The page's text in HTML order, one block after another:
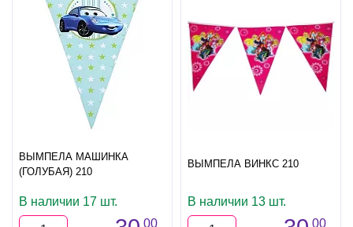
ВЫМПЕЛА МАШИНКА
(ГОЛУБАЯ) 210
В наличии 17 шт.
00
ВЫМПЕЛА ВИНКС 210
В наличии 13 шт.
00